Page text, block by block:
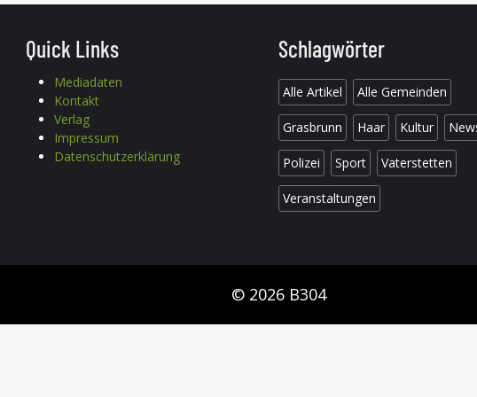
Quick Links
Mediadaten
Kontakt
Verlag
Impressum
Datenschutzerklärung
Schlagwörter
Alle Artikel Alle Gemeinden
Grasbrunn Haar Kultur
Polizei Sport Vaterstetten
Veranstaltungen
© 2026 B304